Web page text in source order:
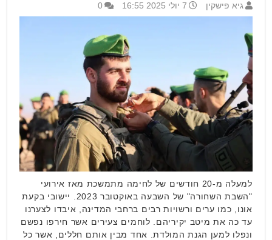
גיא פישקין 7 יולי 2025 16:55 0
למעלה מ-20 חודשים של לחימה מתמשכת מאז אירועי
"השבת השחורה" של השבעה באוקטובר 2023. יישובי בקעת
אונו, כמו ערים ורשויות רבים ברחבי המדינה, איבדו לצערנו
עד כה את מיטב יקיריהם. לוחמים צעירים אשר חירפו נפשם
ונפלו למען הגנת המולדת. אחד מבין אותם חללים, אשר כל